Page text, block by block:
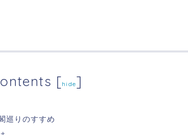
[hide]
巡りのすすめ